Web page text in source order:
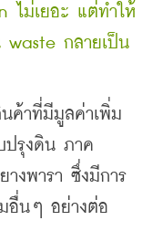
ไม่เยอะ แต่ทำให้
waste กลายเป็น
าที่มีมูลค่าเพิ่ม
ปรุงดิน ภาค
งพารา ซึ่งมีการ
มอื่นๆ อย่างต่อ